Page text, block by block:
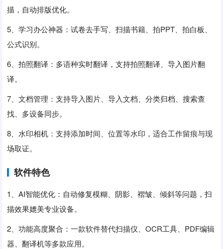
描，自动排版优化。
5、学习办公神器：试卷去手写、扫描书籍、拍PPT、拍白板、
公式识别。
6、拍照翻译：多语种实时翻译，支持拍照翻译、导入图片翻
译。
7、文档管理：支持导入图片、导入文档、分类归档、搜索查
找、多设备同步。
8、水印相机：支持添加时间、位置等水印，适合工作留痕与现
场取证。
软件特色
1、AI智能优化：自动修复模糊、阴影、褶皱、倾斜等问题，扫
描效果媲美专业设备。
2、功能高度聚合：一款软件替代扫描仪、OCR工具、PDF编辑
器、翻译机等多款应用。